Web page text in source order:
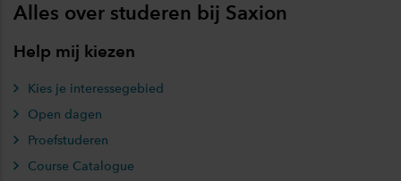
Alles over studeren bij Saxion
Help mij kiezen
Kies je interessegebied
Open dagen
Proefstuderen
Course Catalogue